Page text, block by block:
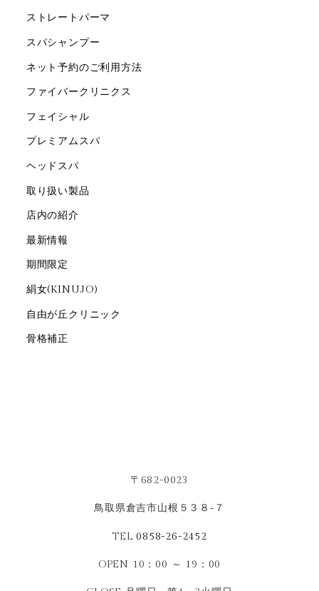
ストレートパーマ
スパシャンプー
ネット予約のご利用方法
ファイバークリニクス
フェイシャル
プレミアムスパ
ヘッドスパ
取り扱い製品
店内の紹介
最新情報
期間限定
絹女(KINUJO)
自由が丘クリニック
骨格補正
〒682-0023
鳥取県倉吉市山根５３８‐７
TEL0858-26-2452
OPEN 10：00 ～ 19：00